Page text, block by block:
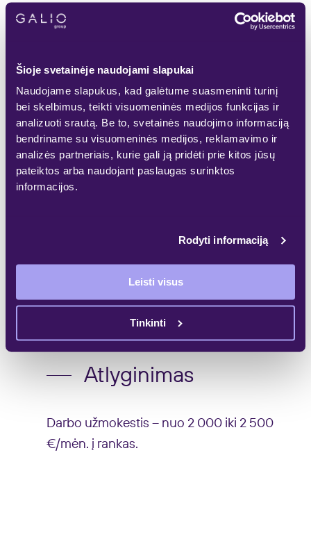
Šioje svetainėje naudojami slapukai
Naudojame slapukus, kad galėtume suasmeninti turinį
bei skelbimus, teikti visuomeninės medijos funkcijas ir
analizuoti srautą. Be to, svetainės naudojimo informaciją
bendriname su visuomeninės medijos, reklamavimo ir
analizės partneriais, kurie gali ją pridėti prie kitos jūsų
pateiktos arba naudojant paslaugas surinktos
informacijos.
Rodyti informaciją
Leisti visus
Tinkinti
Mes Jums siūlome
Dirbą su ambicingais projektais;
Savirealizaciją ir tobulėjimo
galimybes;
Draugišką kolektyvą ir palaikymo
kultūrą;
Sveikatos draudimą;
Priedus už pasiektus rezultatus.
Atlyginimas
Darbo užmokestis – nuo 2 000 iki 2 500
€/mėn. į rankas.